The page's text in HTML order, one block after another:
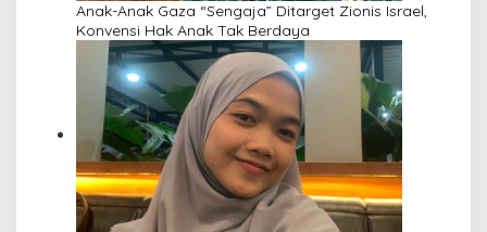
Anak-Anak Gaza “Sengaja” Ditarget Zionis Israel,
Konvensi Hak Anak Tak Berdaya